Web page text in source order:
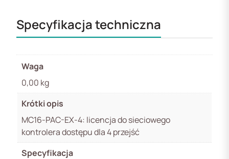
Specyfikacja techniczna
Waga
0,00 kg
Krótki opis
MC16-PAC-EX-4: licencja do sieciowego
kontrolera dostępu dla 4 przejść
Specyfikacja